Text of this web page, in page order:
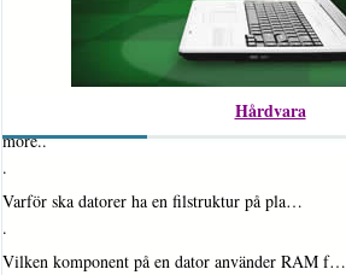
Hårdvara
more..
·
Varför ska datorer ha en filstruktur på pla…
·
Vilken komponent på en dator använder RAM f…